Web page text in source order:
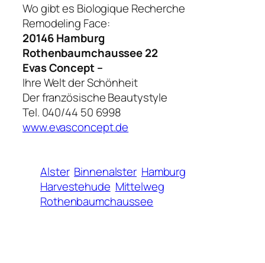
Wo gibt es Biologique Recherche
Remodeling Face:
20146 Hamburg
Rothenbaumchaussee 22
Evas Concept –
Ihre Welt der Schönheit
Der französische Beautystyle
Tel. 040/44 50 6998
www.evasconcept.de
Alster Binnenalster Hamburg
Harvestehude Mittelweg
Rothenbaumchaussee